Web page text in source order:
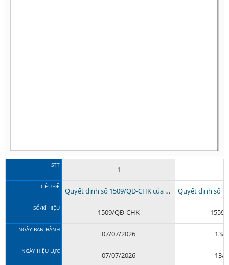
STT
TIÊU ĐỀ
SỐ/KÍ HIỆU
NGÀY BAN HÀNH
NGÀY HIỆU LỰC
1
Quyết định số 1509/QĐ-CHK của Cục Hàng không Việt Nam Quyết...
1509/QĐ-CHK
07/07/2026
07/07/2026
1559/
13/
13/